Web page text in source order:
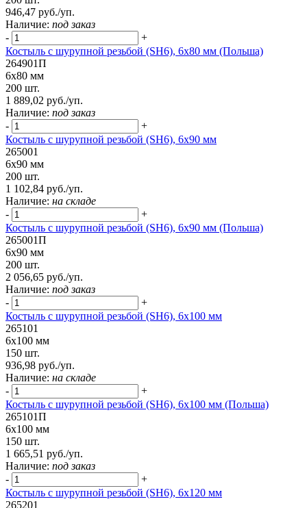
946,47 руб./уп.
Наличие: под заказ
-
+
Костыль с шурупной резьбой (SH6), 6х80 мм (Польша)
264901П
6х80 мм
200 шт.
1 889,02 руб./уп.
Наличие: под заказ
-
+
Костыль с шурупной резьбой (SH6), 6х90 мм
265001
6х90 мм
200 шт.
1 102,84 руб./уп.
Наличие: на складе
-
+
Костыль с шурупной резьбой (SH6), 6х90 мм (Польша)
265001П
6х90 мм
200 шт.
2 056,65 руб./уп.
Наличие: под заказ
-
+
Костыль с шурупной резьбой (SH6), 6х100 мм
265101
6х100 мм
150 шт.
936,98 руб./уп.
Наличие: на складе
-
+
Костыль с шурупной резьбой (SH6), 6х100 мм (Польша)
265101П
6х100 мм
150 шт.
1 665,51 руб./уп.
Наличие: под заказ
-
+
Костыль с шурупной резьбой (SH6), 6х120 мм
265201